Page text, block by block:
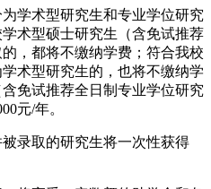
术型研究生和专业学位研究
术型硕士研究生（含免试推荐
，都将不缴纳学费；符合我校
术型研究生的，也将不缴纳学
免试推荐全日制专业学位研究
元/年。
取的研究生将一次性获得